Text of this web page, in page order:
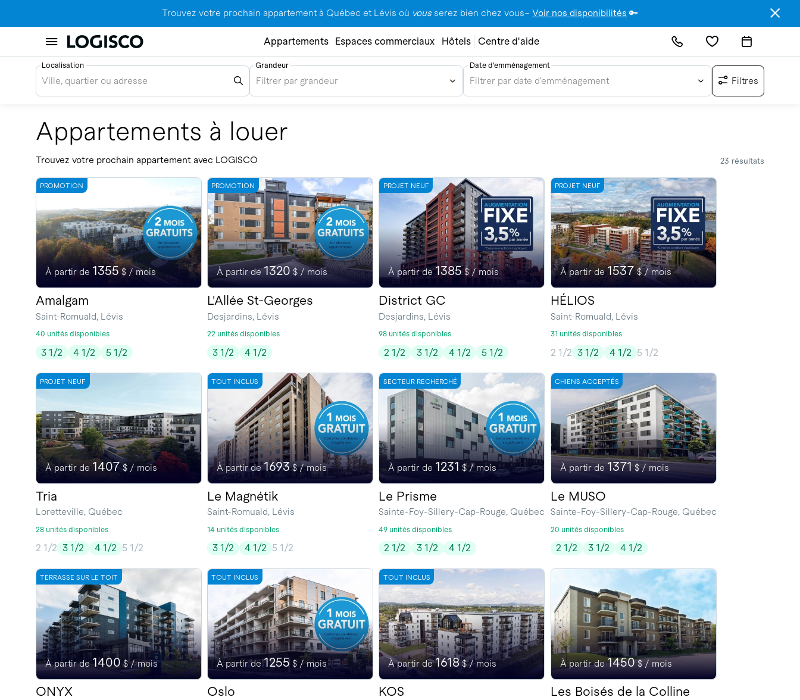
Trouvez votre prochain appartement à Québec et Lévis où vous serez bien chez vous– Voir nos disponibilités 🔑
Appartements Espaces commerciaux Hôtels Centre d'aide
Localisation
Ville, quartier ou adresse
Grandeur
Filtrer par grandeur
Date d'emménagement
Filtrer par date d’emménagement Filtres
Appartements à louer
Trouvez votre prochain appartement avec LOGISCO 23 résultats
PROMOTION
À partir de 1355$ / mois
Amalgam
Saint-Romuald, Lévis
40 unités disponibles
3 1/2 4 1/2 5 1/2
PROMOTION
À partir de 1320 $ / mois
L'Allée St-Georges
Desjardins, Lévis
22 unités disponibles
3 1/2 4 1/2
PROJET NEUF
À partir de1385$ / mois
District GC
Desjardins, Lévis
98 unités disponibles
2 1/2 3 1/2 4 1/2 5 1/2
PROJET NEUF
À partir de1537$ / mois
HÉLIOS
Saint-Romuald, Lévis
31 unités disponibles
2 1/2 3 1/2 4 1/2 5 1/2
PROJET NEUF
À partir de 1407$ / mois
Tria
Loretteville, Québec
28 unités disponibles
2 1/2 3 1/2 4 1/2 5 1/2
TOUT INCLUS
À partir de1693$ / mois
Le Magnétik
Saint-Romuald, Lévis
14 unités disponibles
3 1/2 4 1/2 5 1/2
SECTEUR RECHERCHÉ
À partir de 1231 $ / mois
Le Prisme
Sainte-Foy-Sillery-Cap-Rouge, Québec
49 unités disponibles
2 1/2 3 1/2 4 1/2
CHIENS ACCEPTÉS
À partir de1371$ / mois
Le MUSO
Sainte-Foy-Sillery-Cap-Rouge, Québec
20 unités disponibles
2 1/2 3 1/2 4 1/2
TERRASSE SUR LE TOIT
À partir de1400$ / mois
ONYX
TOUT INCLUS
À partir de1255 $ / mois
Oslo
TOUT INCLUS
À partir de1618$ / mois
KOS
À partir de1450 $ / mois
Les Boisés de la Colline